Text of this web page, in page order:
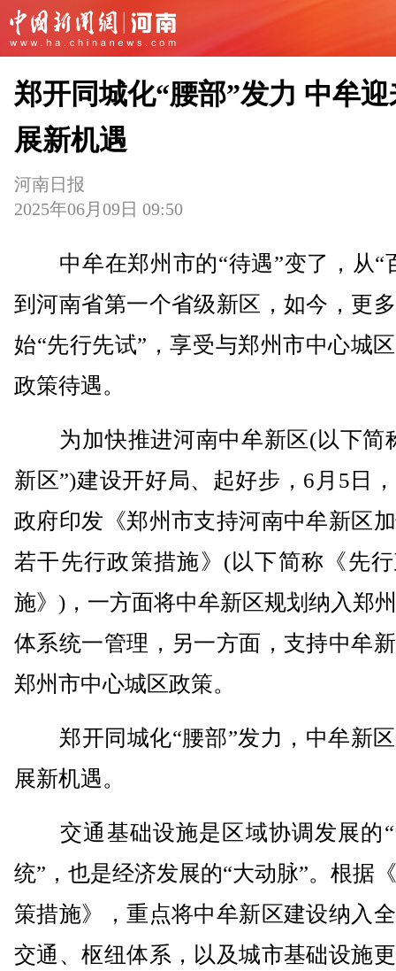
郑开同城化“腰部”发力 中牟
展新机遇
河南日报
2025年06月09日 09:50
中牟在郑州市的“待遇”变了，从“
到河南省第一个省级新区，如今，更
始“先行先试”，享受与郑州市中心城
政策待遇。
为加快推进河南中牟新区(以下简
新区”)建设开好局、起好步，6月5日
政府印发《郑州市支持河南中牟新区
若干先行政策措施》(以下简称《先
施》)，一方面将中牟新区规划纳入郑
体系统一管理，另一方面，支持中牟
郑州市中心城区政策。
郑开同城化“腰部”发力，中牟新
展新机遇。
交通基础设施是区域协调发展的“
统”，也是经济发展的“大动脉”。根据
策措施》，重点将中牟新区建设纳入
交通、枢纽体系，以及城市基础设施